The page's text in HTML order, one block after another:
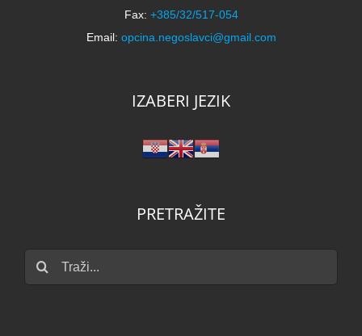
Fax: +385/32/517-054
Email: opcina.negoslavci@gmail.com
IZABERI JEZIK
PRETRAŽITE
Traži...